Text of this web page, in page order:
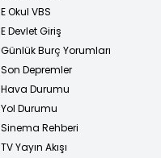
E Okul VBS
E Devlet Giriş
Günlük Burç Yorumları
Son Depremler
Hava Durumu
Yol Durumu
Sinema Rehberi
TV Yayın Akışı